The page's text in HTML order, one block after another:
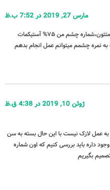
مارس 27, 2019 در 7:52 ب.ظ
با عرض سلام خدمت شما.پرسشی داشتم از خدمتتون،شماره چشم من ۷۵% آستیکمات
نمره چشمم میتوانم عمل انجام بدهم
ژوئن 10, 2019 در 4:38 ق.ظ
اصولا نیازی به عمل لازک نیست با این حال بسته به سن
داره باید بررسی کنیم که اون شماره